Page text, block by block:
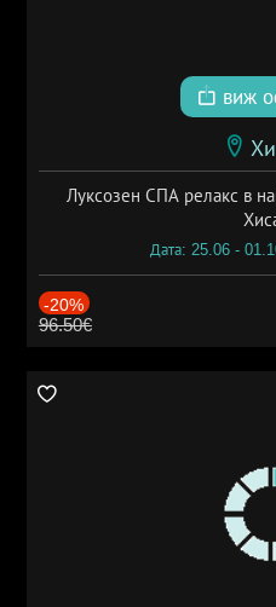
виж
Луксозен СПА релакс в
Дата: 25.06 -
-20%
96.50€